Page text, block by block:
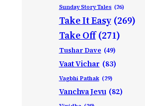
Sunday Story Tales (26)
Take It Easy (269)
Take Off (271)
Tushar Dave (49)
Vaat Vichar (83)
Vagbhi Pathak (29)
Vanchva Jevu (82)